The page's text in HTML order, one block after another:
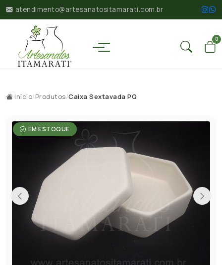
atendimento@artesanatositamarati.com.br
0
Início/Produtos/Caixa Sextavada PQ
EM ESTOQUE